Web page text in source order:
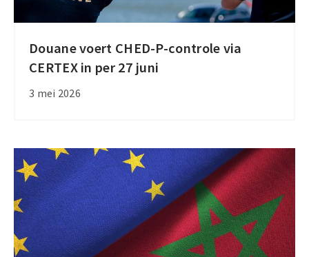
Douane voert CHED-P-controle via
CERTEX in per 27 juni
3 mei 2026
Douane
voert
CHED-
via
CERTEX
in
per
27